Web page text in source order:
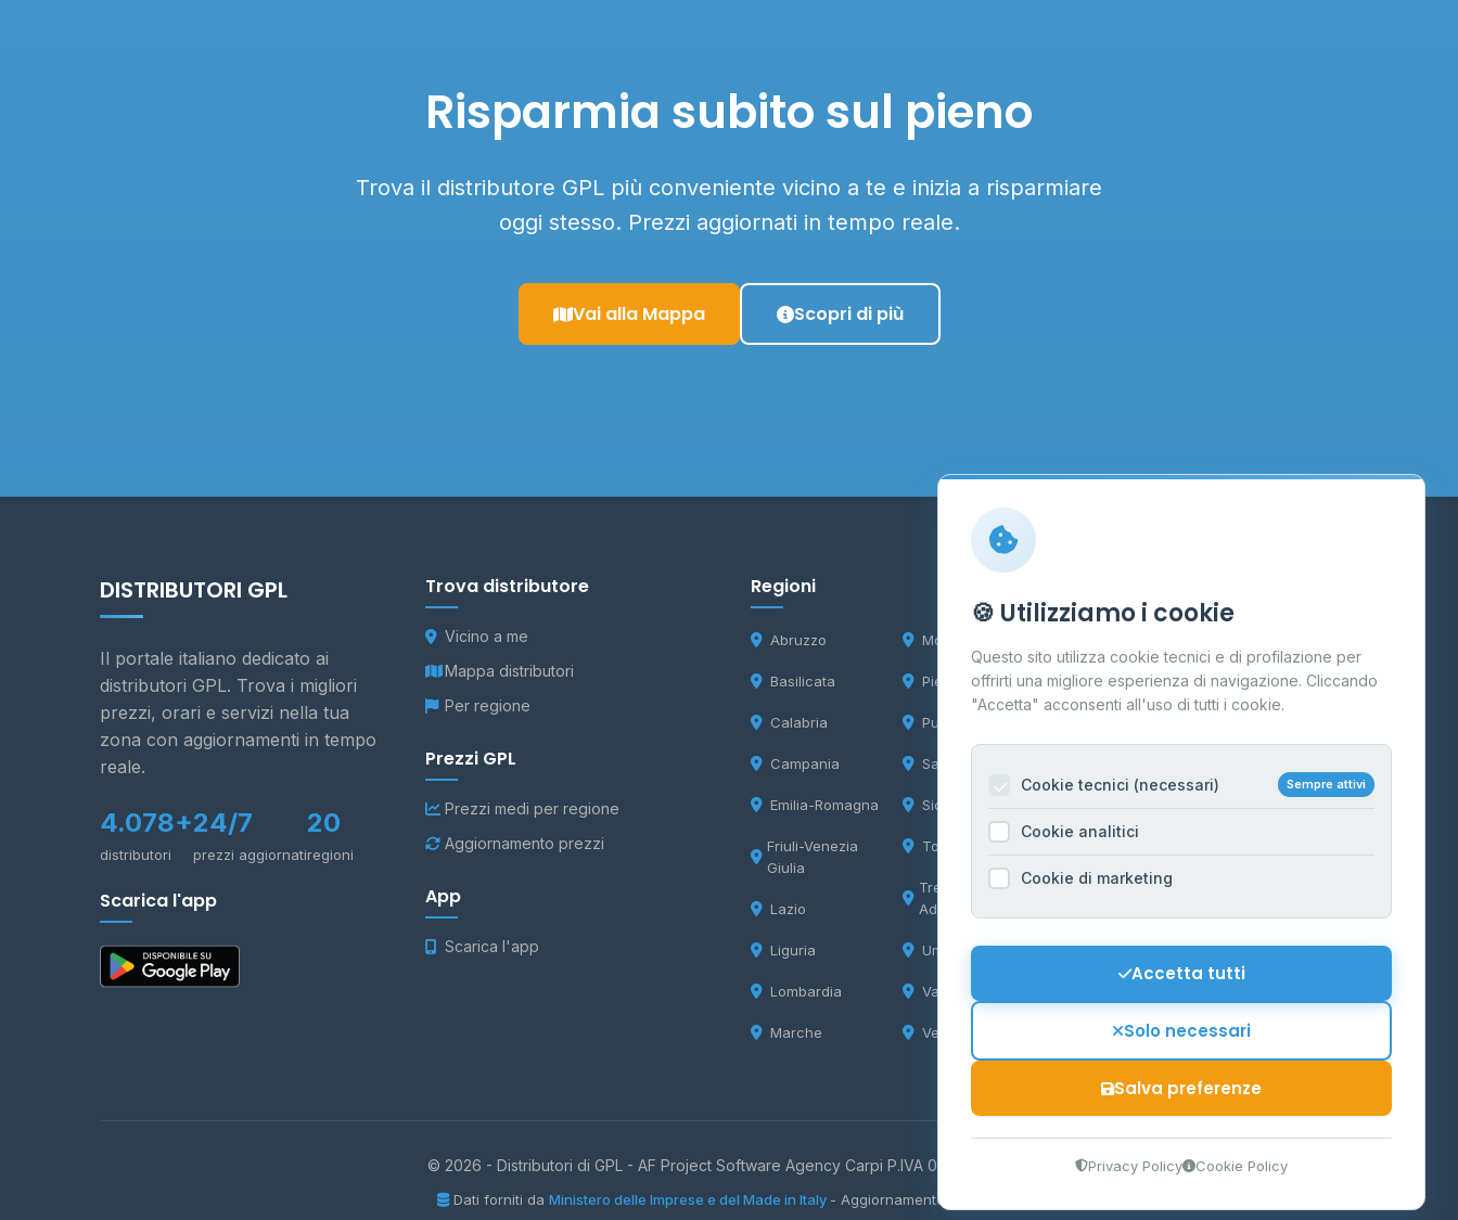
Risparmia subito sul pieno
Trova il distributore GPL più conveniente vicino a te e inizia a risparmiare
oggi stesso. Prezzi aggiornati in tempo reale.
Vai alla Mappa Scopri di più
DISTRIBUTORI GPL
Il portale italiano dedicato ai
distributori GPL. Trova i migliori
prezzi, orari e servizi nella tua
zona con aggiornamenti in tempo
reale.
4.078+
distributori
24/7
prezzi aggiornati
20
regioni
Scarica l'app
Trova distributore
Vicino a me
Mappa distributori
Per regione
Prezzi GPL
Prezzi medi per regione
Aggiornamento prezzi
App
Scarica l'app
Regioni
Abruzzo
Basilicata
Calabria
Campania
Emilia-Romagna
Friuli-Venezia
Giulia
Lazio
Liguria
Lombardia
Marche
Molise
Piemonte
Puglia
Sardegna
Sicilia
Toscana
Trentino-Alto
Adige
Umbria
Valle d'Aosta
Veneto
Contatti
Per gestori
Informazioni legali
Privacy Policy
Cookie Policy
Mappa del sito
Contattaci
© 2026 - Distributori di GPL - AF Project Software Agency Carpi P.IVA 03859300364
Dati forniti da Ministero delle Imprese e del Made in Italy - Aggiornamento quotidiano
🍪 Utilizziamo i cookie
Questo sito utilizza cookie tecnici e di profilazione per
offrirti una migliore esperienza di navigazione. Cliccando
"Accetta" acconsenti all'uso di tutti i cookie.
Cookie tecnici (necessari) Sempre attivi
Cookie analitici
Cookie di marketing
Accetta tutti
Solo necessari
Salva preferenze
Privacy Policy Cookie Policy